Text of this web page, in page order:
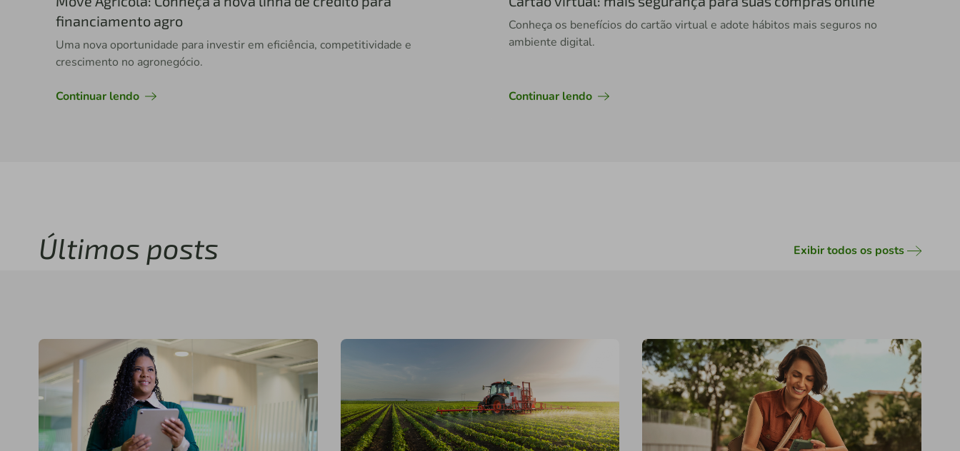
financiamento agro
Uma nova oportunidade para investir em eficiência, competitividade e
crescimento no agronegócio.
Continuar lendo
Conheça os benefícios do cartão virtual e adote hábitos mais seguros no
ambiente digital.
Continuar lendo
Últimos posts Exibir todos os posts